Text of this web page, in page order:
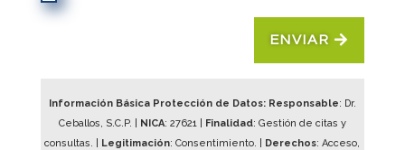
ENVIAR
Información Básica Protección de Datos: Responsable: Dr.
Ceballos, S.C.P. |
NICA: 27621| Finalidad: Gestión de citas y
consultas. |
Legitimación: Consentimiento. | Derechos: Acceso,